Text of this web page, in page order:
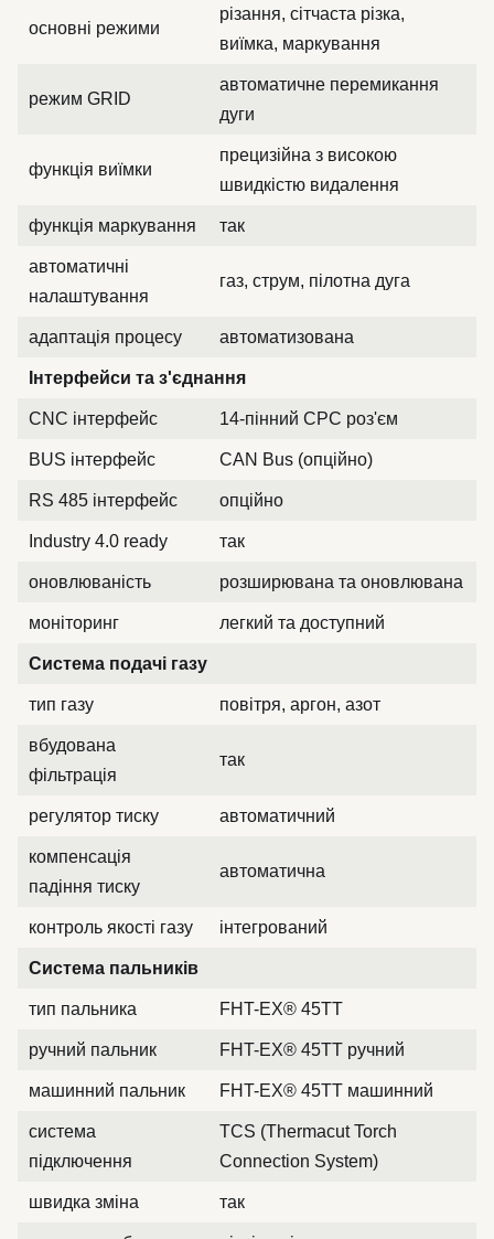
основні режими
різання, сітчаста різка,
виїмка, маркування
режим GRID
автоматичне перемикання
дуги
функція виїмки
прецизійна з високою
швидкістю видалення
функція маркування так
автоматичні
налаштування
газ, струм, пілотна дуга
адаптація процесу автоматизована
Інтерфейси та з'єднання
CNC інтерфейс 14-пінний CPC роз'єм
BUS інтерфейс CAN Bus (опційно)
RS 485 інтерфейс опційно
Industry 4.0 ready так
оновлюваність розширювана та оновлювана
моніторинг легкий та доступний
Система подачі газу
тип газу повітря, аргон, азот
вбудована
фільтрація
так
регулятор тиску автоматичний
компенсація
падіння тиску
автоматична
контроль якості газу інтегрований
Система пальників
тип пальника FHT-EX® 45TT
ручний пальник FHT-EX® 45TT ручний
машинний пальник FHT-EX® 45TT машинний
система
підключення
TCS (Thermacut Torch
Connection System)
швидка зміна так